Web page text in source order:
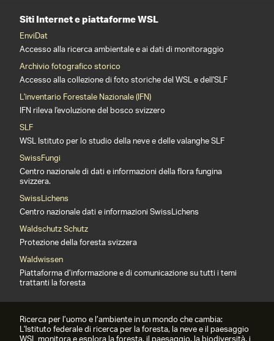
Siti Internet e piattaforme WSL
EnviDat
Accesso alla ricerca ambientale e ai dati di monitoraggio
Archivio fotografico storico
Accesso alla collezione di foto storiche del WSL e dell'SLF
L'inventario Forestale Nazionale (IFN)
IFN rileva l'evoluzione del bosco svizzero
SLF
WSL Istituto per lo studio della neve e delle valanghe SLF
SwissFungi
Centro nazionale di dati e informazioni della flora fungina
svizzera.
SwissLichens
Centro nazionale dati e informazioni SwissLichens
Waldschutz Schutz
Protezione della foresta svizzera
Waldwissen
Piattaforma d’informazione e di comunicazione su tutti i temi
trattanti la foresta
Ricerca per l’uomo e l’ambiente in un mondo che cambia:
L'Istituto federale di ricerca per la foresta, la neve e il paesaggio